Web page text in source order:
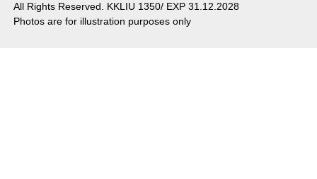
All Rights Reserved. KKLIU 1350/ EXP 31.12.2028
Photos are for illustration purposes only